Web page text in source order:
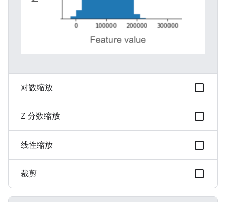
对数缩放
Z 分数缩放
线性缩放
裁剪